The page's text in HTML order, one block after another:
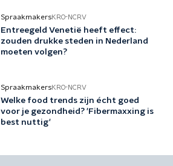
SpraakmakersKRO-NCRV
Entreegeld Venetië heeft effect:
zouden drukke steden in Nederland
moeten volgen?
SpraakmakersKRO-NCRV
Welke food trends zijn écht goed
voor je gezondheid? 'Fibermaxxing is
best nuttig'